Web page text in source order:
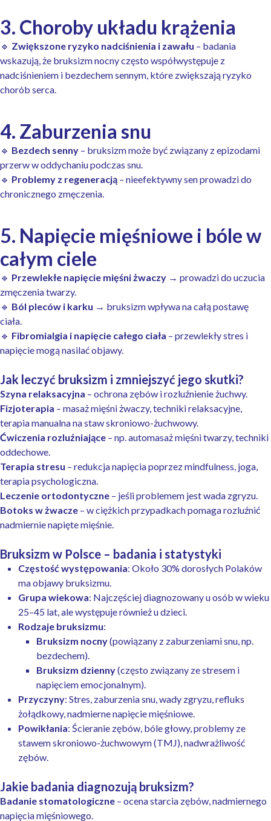
3. Choroby układu krążenia
🔹 Zwiększone ryzyko nadciśnienia i zawału – badania
wskazują, że bruksizm nocny często współwystępuje z
nadciśnieniem i bezdechem sennym, które zwiększają ryzyko
chorób serca.
4. Zaburzenia snu
🔹 Bezdech senny – bruksizm może być związany z epizodami
przerw w oddychaniu podczas snu.
🔹 Problemy z regeneracją – nieefektywny sen prowadzi do
chronicznego zmęczenia.
5. Napięcie mięśniowe i bóle w
całym ciele
🔹 Przewlekłe napięcie mięśni żwaczy → prowadzi do uczucia
zmęczenia twarzy.
🔹 Ból pleców i karku → bruksizm wpływa na całą postawę
ciała.
🔹 Fibromialgia i napięcie całego ciała – przewlekły stres i
napięcie mogą nasilać objawy.
Jak leczyć bruksizm i zmniejszyć jego skutki?
Szyna relaksacyjna – ochrona zębów i rozluźnienie żuchwy.
Fizjoterapia – masaż mięśni żwaczy, techniki relaksacyjne,
terapia manualna na staw skroniowo-żuchwowy.
Ćwiczenia rozluźniające – np. automasaż mięśni twarzy, techniki
oddechowe.
Terapia stresu – redukcja napięcia poprzez mindfulness, joga,
terapia psychologiczna.
Leczenie ortodontyczne – jeśli problemem jest wada zgryzu.
Botoks w żwacze – w ciężkich przypadkach pomaga rozluźnić
nadmiernie napięte mięśnie.
Bruksizm w Polsce – badania i statystyki
Częstość występowania: Około 30% dorosłych Polaków
ma objawy bruksizmu.
Grupa wiekowa: Najczęściej diagnozowany u osób w wieku
25–45 lat, ale występuje również u dzieci.
Rodzaje bruksizmu:
Bruksizm nocny(powiązany z zaburzeniami snu, np.
bezdechem).
Bruksizm dzienny(często związany ze stresem i
napięciem emocjonalnym).
Przyczyny: Stres, zaburzenia snu, wady zgryzu, refluks
żołądkowy, nadmierne napięcie mięśniowe.
Powikłania: Ścieranie zębów, bóle głowy, problemy ze
stawem skroniowo-żuchwowym (TMJ), nadwrażliwość
zębów.
Jakie badania diagnozują bruksizm?
Badanie stomatologiczne – ocena starcia zębów, nadmiernego
napięcia mięśniowego.